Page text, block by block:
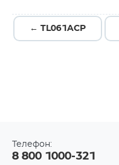
← TL061ACP
Телефон:
8 800 1000-321